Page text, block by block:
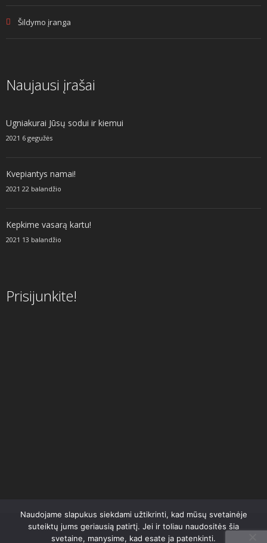
Šildymo įranga
Naujausi įrašai
Ugniakurai Jūsų sodui ir kiemui
2021 6 gegužės
Kvepiantys namai!
2021 22 balandžio
Kepkime vasarą kartu!
2021 13 balandžio
Prisijunkite!
Naudojame slapukus siekdami užtikrinti, kad mūsų svetainėje
suteiktų jums geriausią patirtį. Jei ir toliau naudositės šia
svetaine, manysime, kad esate ja patenkinti.